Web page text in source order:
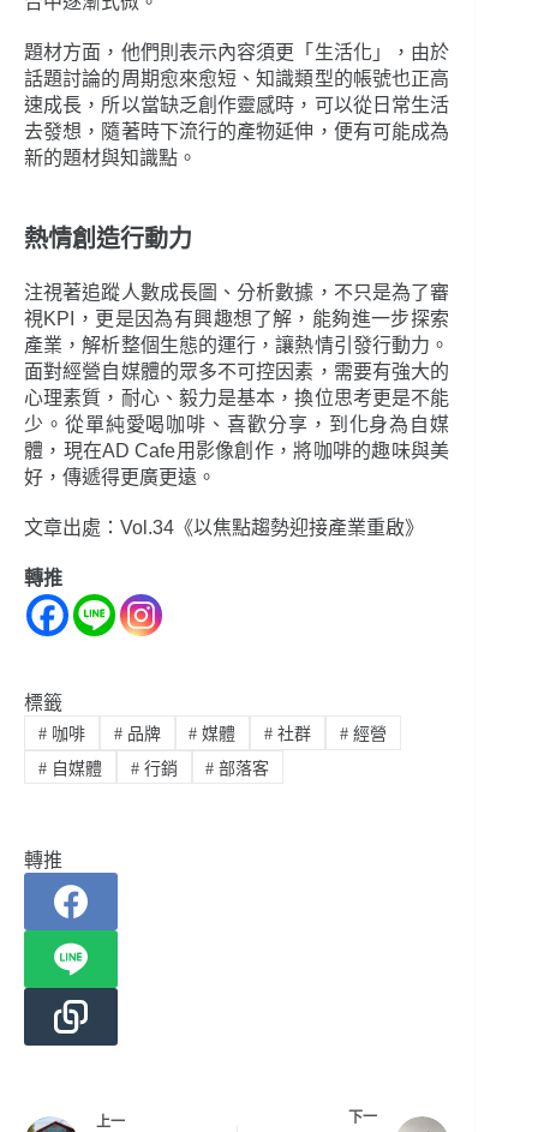
題材方面，他們則表示內容須更「生活化」，由於
話題討論的周期愈來愈短、知識類型的帳號也正高
速成長，所以當缺乏創作靈感時，可以從日常生活
去發想，隨著時下流行的產物延伸，便有可能成為
新的題材與知識點。
熱情創造行動力
注視著追蹤人數成長圖、分析數據，不只是為了審
視KPI，更是因為有興趣想了解，能夠進一步探索
產業，解析整個生態的運行，讓熱情引發行動力。
面對經營自媒體的眾多不可控因素，需要有強大的
心理素質，耐心、毅力是基本，換位思考更是不能
少。從單純愛喝咖啡、喜歡分享，到化身為自媒
體，現在AD Cafe用影像創作，將咖啡的趣味與美
好，傳遞得更廣更遠。
文章出處：Vol.34《以焦點趨勢迎接產業重啟》
轉推
標籤
#咖啡 #品牌 # 媒體 # 社群 # 經營
#自媒體 #行銷 # 部落客
轉推
上一 下一